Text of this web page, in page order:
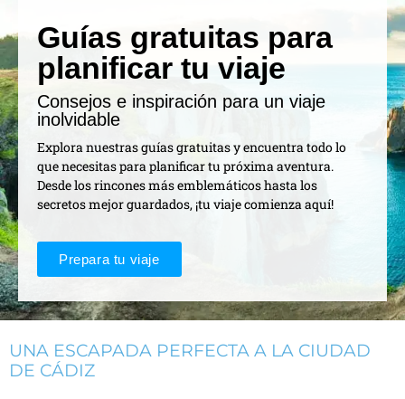
Guías gratuitas para
planificar tu viaje
Consejos e inspiración para un viaje
inolvidable
Explora nuestras guías gratuitas y encuentra todo lo
que necesitas para planificar tu próxima aventura.
Desde los rincones más emblemáticos hasta los
secretos mejor guardados, ¡tu viaje comienza aquí!
Prepara tu viaje
UNA ESCAPADA PERFECTA A LA CIUDAD
DE CÁDIZ